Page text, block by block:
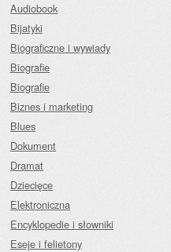
Audiobook
Bijatyki
Biograficzne i wywiady
Biografie
Biografie
Biznes i marketing
Blues
Dokument
Dramat
Dziecięce
Elektroniczna
Encyklopedie i słowniki
Eseje i felietony